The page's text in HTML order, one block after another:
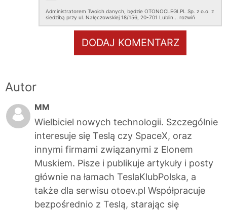
Administratorem Twoich danych, będzie OTONOCLEGI.PL Sp. z o.o. z
siedzibą przy ul. Nałęczowskiej 18/156, 20-701 Lublin.
rozwiń
DODAJ KOMENTARZ
Autor
MM
Wielbiciel nowych technologii. Szczególnie
interesuje się Teslą czy SpaceX, oraz
innymi firmami związanymi z Elonem
Muskiem. Pisze i publikuje artykuły i posty
głównie na łamach TeslaKlubPolska, a
także dla serwisu otoev.pl Współpracuje
bezpośrednio z Teslą, starając się